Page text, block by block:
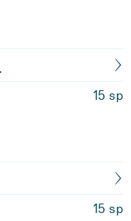
15 sp
15 sp